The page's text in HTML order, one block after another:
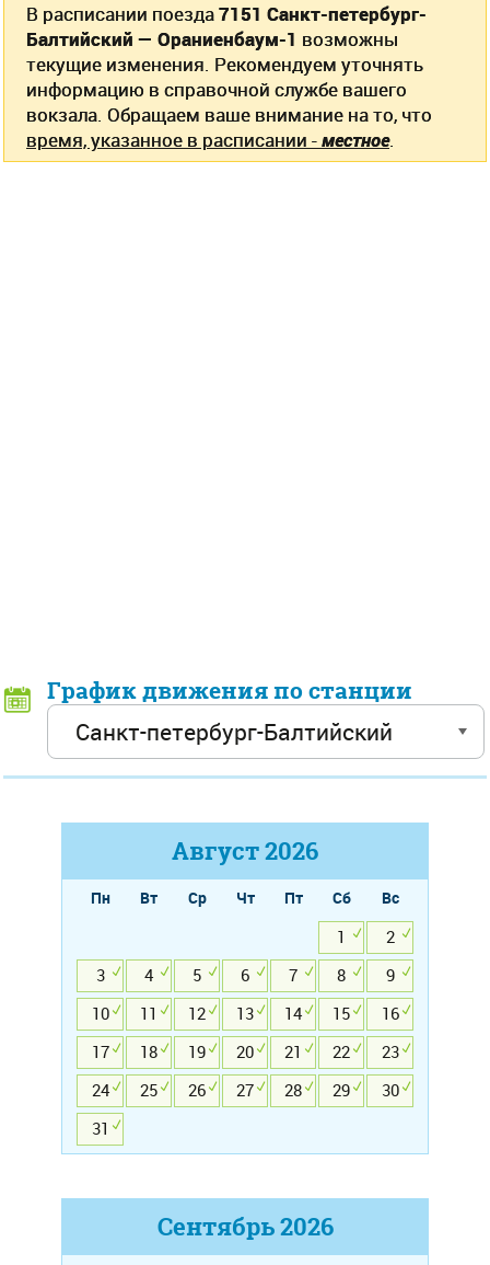
В расписании поезда7151 Санкт-петербург-
Балтийский — Ораниенбаум-1 возможны
текущие изменения. Рекомендуем уточнять
информацию в справочной службе вашего
вокзала. Обращаем ваше внимание на то, что
время, указанное в расписании -местное.
График движения по станции
Август2026
Пн Вт Ср Чт Пт Сб
Вс
1
2
3
4 5 6 7 8
9
10
11 12 13 14 15
16
17
18 19 20 21 22
23
24
25 26 27 28 29
30
31
Сентябрь2026